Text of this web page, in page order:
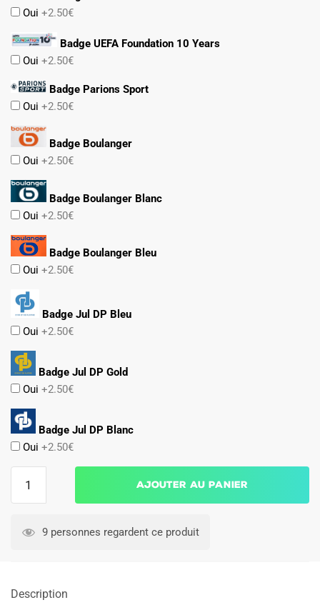
Oui +2.50€
Badge UEFA Foundation 10 Years
Oui +2.50€
Badge Parions Sport
Oui +2.50€
Badge Boulanger
Oui +2.50€
Badge Boulanger Blanc
Oui +2.50€
Badge Boulanger Bleu
Oui +2.50€
Badge Jul DP Bleu
Oui +2.50€
Badge Jul DP Gold
Oui +2.50€
Badge Jul DP Blanc
Oui +2.50€
2025
Ajouter au panier
9 personnes regardent ce produit
Description